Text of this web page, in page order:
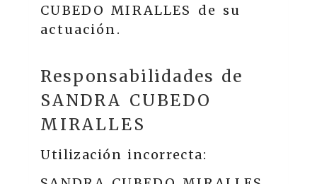
CUBEDO MIRALLES
de su
actuación.
Responsabilidades de
SANDRA CUBEDO
MIRALLES
Utilización incorrecta: